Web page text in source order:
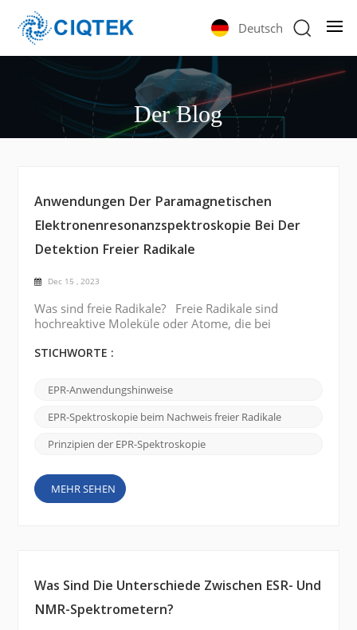
Deutsch
Der Blog
Anwendungen Der Paramagnetischen
Elektronenresonanzspektroskopie Bei Der
Detektion Freier Radikale
Dec 15 , 2023
Was sind freie Radikale? Freie Radikale sind
hochreaktive Moleküle oder Atome, die bei
Prozessen eine entscheidende Rolle spielen. Das
Anwesenheit ist von entscheidender Bedeutung, um
ihre Beteiligung am Krankheitsverlauf, an der
Umweltverschmutzung und an anderen
STICHWORTE :
EPR-Anwendungshinweise
EPR-Spektroskopie beim Nachweis freier Radikale
Prinzipien der EPR-Spektroskopie
MEHR SEHEN
Was Sind Die Unterschiede Zwischen ESR- Und
NMR-Spektrometern?